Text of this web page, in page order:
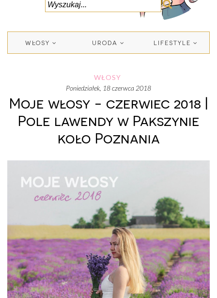
WŁOSY URODA LIFESTYLE
WŁOSY
poniedziałek, 18 czerwca 2018
Moje włosy - czerwiec 2018 |
Pole lawendy w Pakszynie
koło Poznania